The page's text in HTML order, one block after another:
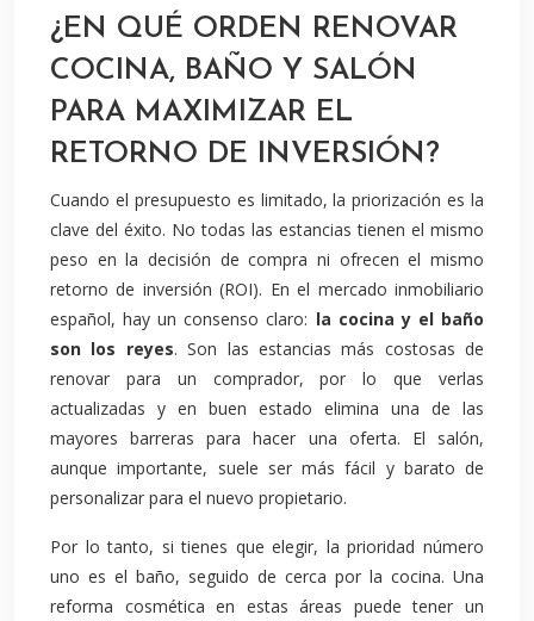
¿EN QUÉ ORDEN RENOVAR
COCINA, BAÑO Y SALÓN
PARA MAXIMIZAR EL
RETORNO DE INVERSIÓN?
Cuando el presupuesto es limitado, la priorización es la
clave del éxito. No todas las estancias tienen el mismo
peso en la decisión de compra ni ofrecen el mismo
retorno de inversión (ROI). En el mercado inmobiliario
español, hay un consenso claro: la cocina y el baño
son los reyes. Son las estancias más costosas de
renovar para un comprador, por lo que verlas
actualizadas y en buen estado elimina una de las
mayores barreras para hacer una oferta. El salón,
aunque importante, suele ser más fácil y barato de
personalizar para el nuevo propietario.
Por lo tanto, si tienes que elegir, la prioridad número
uno es el baño, seguido de cerca por la cocina. Una
reforma cosmética en estas áreas puede tener un